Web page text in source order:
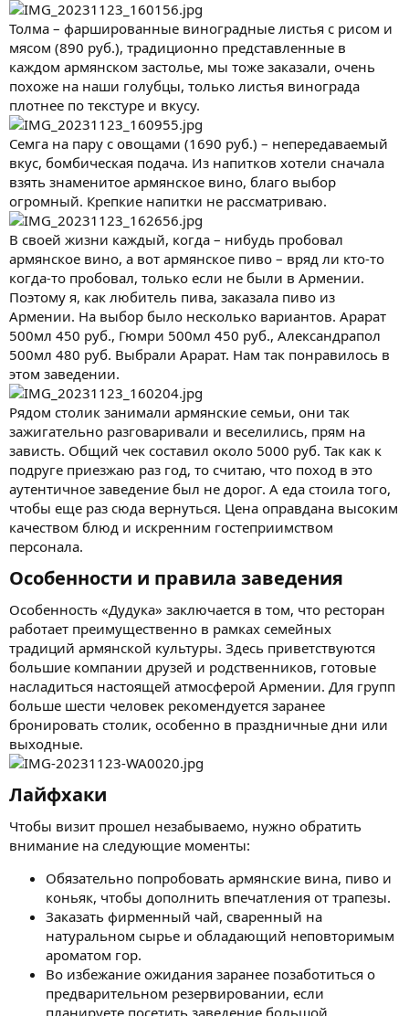
Толма – фаршированные виноградные листья с рисом и
мясом (890 руб.), традиционно представленные в
каждом армянском застолье, мы тоже заказали, очень
похоже на наши голубцы, только листья винограда
плотнее по текстуре и вкусу.
Семга на пару с овощами (1690 руб.) – непередаваемый
вкус, бомбическая подача. Из напитков хотели сначала
взять знаменитое армянское вино, благо выбор
огромный. Крепкие напитки не рассматриваю.
В своей жизни каждый, когда – нибудь пробовал
армянское вино, а вот армянское пиво – вряд ли кто-то
когда-то пробовал, только если не были в Армении.
Поэтому я, как любитель пива, заказала пиво из
Армении. На выбор было несколько вариантов. Арарат
500мл 450 руб., Гюмри 500мл 450 руб., Александрапол
500мл 480 руб. Выбрали Арарат. Нам так понравилось в
этом заведении.
Рядом столик занимали армянские семьи, они так
зажигательно разговаривали и веселились, прям на
зависть. Общий чек составил около 5000 руб. Так как к
подруге приезжаю раз год, то считаю, что поход в это
аутентичное заведение был не дорог. А еда стоила того,
чтобы еще раз сюда вернуться. Цена оправдана высоким
качеством блюд и искренним гостеприимством
персонала.
Особенности и правила заведения​
Особенность «Дудука» заключается в том, что ресторан
работает преимущественно в рамках семейных
традиций армянской культуры. Здесь приветствуются
большие компании друзей и родственников, готовые
насладиться настоящей атмосферой Армении. Для групп
больше шести человек рекомендуется заранее
бронировать столик, особенно в праздничные дни или
выходные.
Лайфхаки​
Чтобы визит прошел незабываемо, нужно обратить
внимание на следующие моменты:
Обязательно попробовать армянские вина, пиво и
коньяк, чтобы дополнить впечатления от трапезы.
Заказать фирменный чай, сваренный на
натуральном сырье и обладающий неповторимым
ароматом гор.
Во избежание ожидания заранее позаботиться о
предварительном резервировании, если
планируете посетить заведение большой